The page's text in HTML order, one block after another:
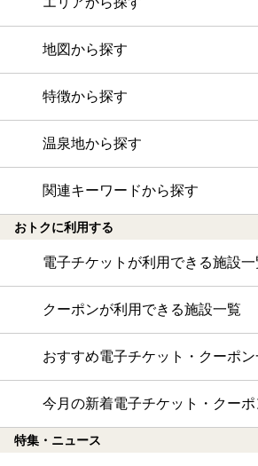
地図から探す
特徴から探す
温泉地から探す
関連キーワードから探す
おトクに利用する
電子チケットが利用できる施設一
クーポンが利用できる施設一覧
おすすめ電子チケット・クーポン
今月の新着電子チケット・クーポ
特集・ニュース